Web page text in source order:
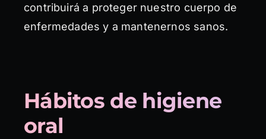
contribuirá a proteger nuestro cuerpo de
enfermedades y a mantenernos sanos.
Hábitos de higiene
oral